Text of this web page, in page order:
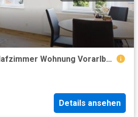
Zu Vermieten 2 Schlafzimmer Wohnung Vorarlberg Vorarlberg DS104755489
Details ansehen